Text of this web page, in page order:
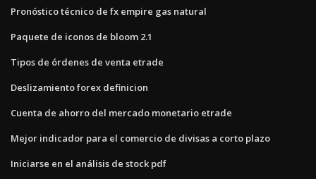
Pronóstico técnico de fx empire gas natural
Paquete de iconos de bloom 2.1
Tipos de órdenes de venta etrade
Deslizamiento forex definicion
Cuenta de ahorro del mercado monetario etrade
Mejor indicador para el comercio de divisas a corto plazo
Iniciarse en el análisis de stock pdf